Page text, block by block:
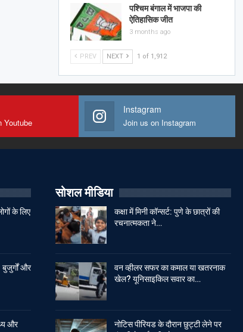
पश्चिम बंगाल में भाजपा की
ऐतिहासिक जीत
3 months ago
PREV NEXT 1 of 1,912
Youtube
Instagram
Join us on Instagram
के लिए
और
और
सोशल मीडिया
कक्षा में मिनी कॉन्सर्ट: पुणे के छात्रों की
रचनात्मकता ने…
वन व्हीलर सफर का कमाल या खतरनाक
खेल? यूनिसाइकिल सवार का…
नोटिस पीरियड के दौरान छुट्टी लेने पर